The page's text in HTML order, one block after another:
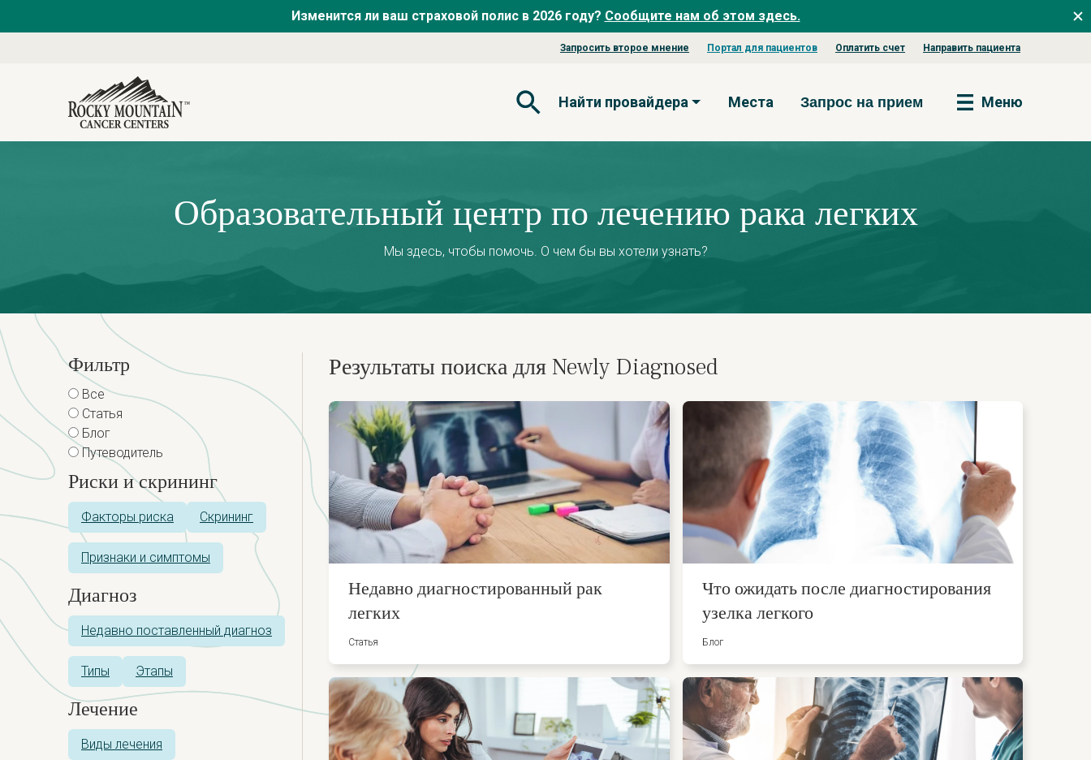
Изменится ли ваш страховой полис в 2026 году? Сообщите нам об этом здесь.
Запросить второе мнение Портал для пациентов Оплатить счет Направить пациента
Открытая форма поиска
Найти провайдера Места Запрос на прием Меню
Образовательный центр по лечению рака легких
Мы здесь, чтобы помочь. О чем бы вы хотели узнать?
Фильтр
Все
Статья
Блог
Путеводитель
Риски и скрининг
Факторы риска Скрининг
Признаки и симптомы
Диагноз
Недавно поставленный диагноз
Типы Этапы
Лечение
Виды лечения
Результаты поиска для Newly Diagnosed
Недавно диагностированный рак
легких
Статья
Что ожидать после диагностирования
узелка легкого
Блог